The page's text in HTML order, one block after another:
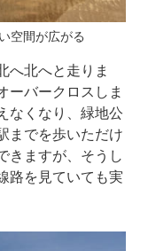
空間が広がる
へ北へと走りま
ーバークロスしま
なくなり、緑地公
までを歩いただけ
きますが、そうし
路を見ていても実